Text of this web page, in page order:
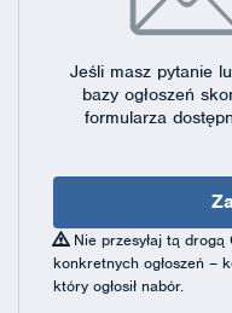
Jeśli masz pytanie
bazy ogłoszeń
formularza
Nie przesyłaj tą drogą
konkretnych ogłoszeń –
który ogłosił nabór.